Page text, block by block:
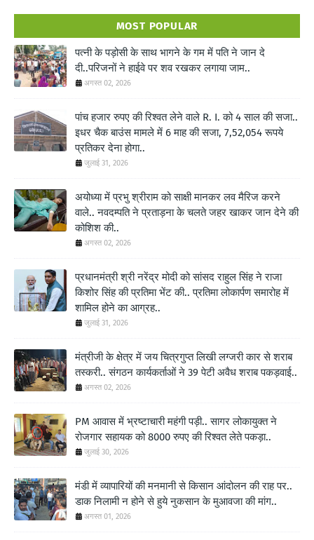
MOST POPULAR
पत्नी के पड़ोसी के साथ भागने के गम में पति ने जान दे
दी..परिजनों ने हाईवे पर शव रखकर लगाया जाम..
अगस्त 02, 2026
पांच हजार रुपए की रिश्वत लेने वाले R. I. को 4 साल की सजा..
इधर चैक बाउंस मामले में 6 माह की सजा, 7,52,054 रूपये
प्रतिकर देना होगा..
जुलाई 31, 2026
अयोध्या में प्रभु श्रीराम को साक्षी मानकर लव मैरिज करने
वाले.. नवदम्पति ने प्रताड़ना के चलते जहर खाकर जान देने की
कोशिश की..
अगस्त 02, 2026
प्रधानमंत्री श्री नरेंद्र मोदी को सांसद राहुल सिंह ने राजा
किशोर सिंह की प्रतिमा भेंट की.. प्रतिमा लोकार्पण समारोह में
शामिल होने का आग्रह..
जुलाई 31, 2026
मंत्रीजी के क्षेत्र में जय चित्रगुप्त लिखी लग्जरी कार से शराब
तस्करी.. संगठन कार्यकर्ताओं ने 39 पेटी अवैध शराब पकड़वाई..
अगस्त 02, 2026
PM आवास में भ्रष्टाचारी महंगी पड़ी.. सागर लोकायुक्त ने
रोजगार सहायक को 8000 रुपए की रिश्वत लेते पकड़ा..
जुलाई 30, 2026
मंडी में व्यापारियों की मनमानी से किसान आंदोलन की राह पर..
डाक निलामी न होने से हुये नुकसान के मुआवजा की मांग..
अगस्त 01, 2026